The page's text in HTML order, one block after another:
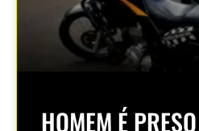
HOMEM É